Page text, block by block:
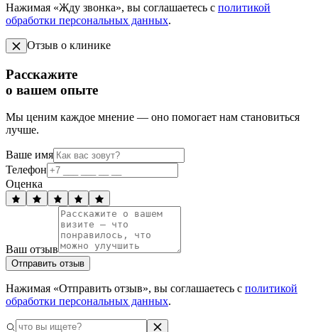
Нажимая «Жду звонка», вы соглашаетесь с политикой
обработки персональных данных.
Отзыв о клинике
Расскажите
о вашем опыте
Мы ценим каждое мнение — оно помогает нам становиться
лучше.
Ваше имя
Телефон
Оценка
Ваш отзыв
Отправить отзыв
Нажимая «Отправить отзыв», вы соглашаетесь с политикой
обработки персональных данных.